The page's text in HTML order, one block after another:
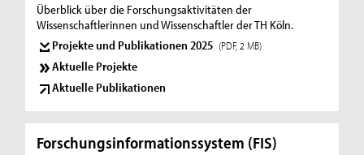
Überblick über die Forschungsaktivitäten der
Wissenschaftlerinnen und Wissenschaftler der TH Köln.
Projekte und Publikationen 2025 (PDF, 2 MB)
Aktuelle Projekte
Aktuelle Publikationen
Forschungsinformationssystem (FIS)